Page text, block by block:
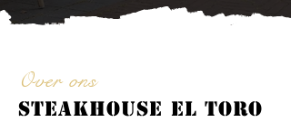
Over ons
STEAKHOUSE EL TORO